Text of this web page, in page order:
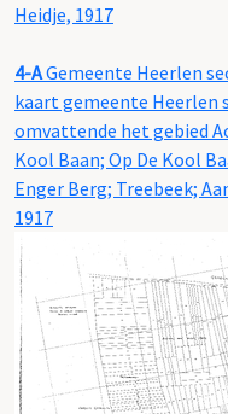
Heidje, 1917
4-AGemeente Heerlen
kaart gemeente Heerlen
omvattende het gebied
Kool Baan; Op De Kool
Enger Berg; Treebeek;
1917